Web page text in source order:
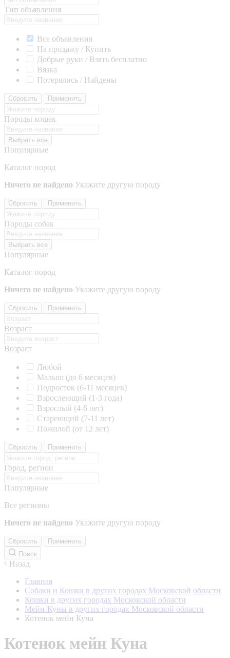
Тип объявления
Все объявления
На продажу / Купить
Добрые руки / Взять бесплатно
Вязка
Потерялись / Найдены
Сбросить Применить
Породы кошек
Выбрать все
Популярные
Каталог пород
Ничего не найдено Укажите другую породу
Сбросить Применить
Породы собак
Выбрать все
Популярные
Каталог пород
Ничего не найдено Укажите другую породу
Сбросить Применить
Возраст
Возраст
Любой
Малыш (до 6 месяцев)
Подросток (6-11 месяцев)
Взрослеющий (1-3 года)
Взрослый (4-6 лет)
Стареющий (7-11 лет)
Пожилой (от 12 лет)
Сбросить Применить
Город, регион
Популярные
Все регионы
Ничего не найдено Укажите другую породу
Сбросить
Применить
Поиск
Назад
Главная
Собаки и Кошки в других городах Московской области
Кошки в других городах Московской области
Мейн-Куны в других городах Московской области
Котенок мейн Куна
Котенок мейн Куна